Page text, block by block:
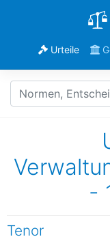
Urteile
-
Tenor